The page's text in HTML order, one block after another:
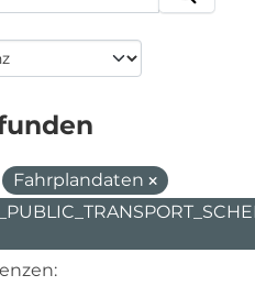
Fahrplandaten